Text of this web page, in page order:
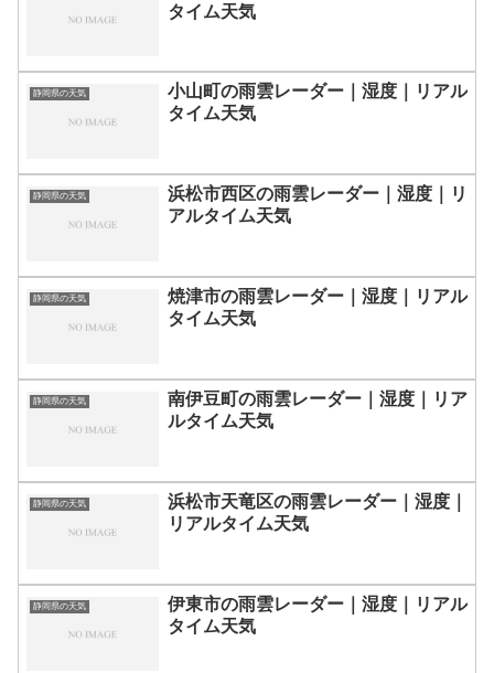
タイム天気
静岡県の天気
小山町の雨雲レーダー｜湿度｜リアル
タイム天気
静岡県の天気
浜松市西区の雨雲レーダー｜湿度｜リ
アルタイム天気
静岡県の天気
焼津市の雨雲レーダー｜湿度｜リアル
タイム天気
静岡県の天気
南伊豆町の雨雲レーダー｜湿度｜リア
ルタイム天気
静岡県の天気
浜松市天竜区の雨雲レーダー｜湿度｜
リアルタイム天気
静岡県の天気
伊東市の雨雲レーダー｜湿度｜リアル
タイム天気